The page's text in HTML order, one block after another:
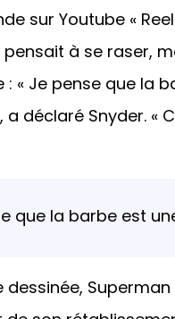
sur Youtube «
pensait à se raser,
: « Je pense que la
a déclaré Snyder. «
que la barbe est
dessinée,